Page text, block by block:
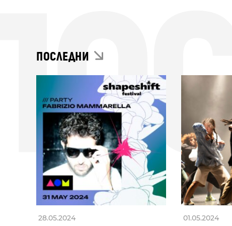
ПОСЛЕДНИ
28.05.2024 01.05.2024